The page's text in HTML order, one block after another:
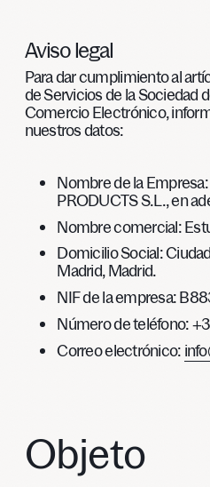
Avisolegal
Para dar cumplimiento al
de Servicios de la Sociedad
Comercio Electrónico,
nuestros datos:
Nombre de la Empresa:
PRODUCTS S.L., en
Nombre comercial:
Domicilio Social:
Madrid, Madrid.
NIF de la empresa:
Número de teléfono:
Correo electrónico:
Objeto